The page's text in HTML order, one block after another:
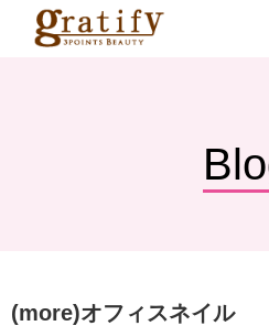
(more)オフィスネイル